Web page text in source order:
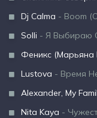
Dj Calma - Boom
Solli - Я Выбираю
Феникс (Марьяна
Lustova - Время
Alexander, My
Nita Kaya -